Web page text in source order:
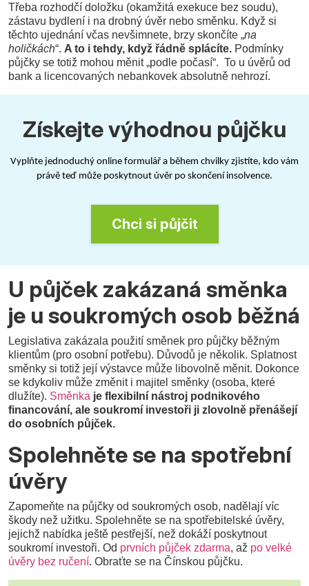
Třeba rozhodčí doložku (okamžitá exekuce bez soudu),
zástavu bydlení i na drobný úvěr nebo směnku. Když si
těchto ujednání včas nevšimnete, brzy skončíte „na
holičkách“. A to i tehdy, když řádně splácíte. Podmínky
půjčky se totiž mohou měnit „podle počasí“. To u úvěrů od
bank a licencovaných nebankovek absolutně nehrozí.
Získejte výhodnou půjčku
Vyplňte jednoduchý online formulář a během chvilky zjistíte, kdo vám
právě teď může poskytnout úvěr po skončení insolvence.
Chci si půjčit
U půjček zakázaná směnka
je u soukromých osob běžná
Legislativa zakázala použití směnek pro půjčky běžným
klientům (pro osobní potřebu). Důvodů je několik. Splatnost
směnky si totiž její výstavce může libovolně měnit. Dokonce
se kdykoliv může změnit i majitel směnky (osoba, které
dlužíte). Směnka je flexibilní nástroj podnikového
financování, ale soukromí investoři ji zlovolně přenášejí
do osobních půjček.
Spolehněte se na spotřební
úvěry
Zapomeňte na půjčky od soukromých osob, nadělají víc
škody než užitku. Spolehněte se na spotřebitelské úvěry,
jejichž nabídka ještě pestřejší, než dokáží poskytnout
soukromí investoři. Od prvních půjček zdarma, až po velké
úvěry bez ručení. Obraťte se na Čínskou půjčku.